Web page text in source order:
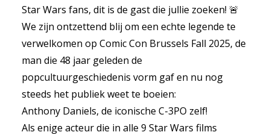
Star Wars fans, dit is de gast die jullie zoeken! 🚨
We zijn ontzettend blij om een echte legende te
verwelkomen op Comic Con Brussels Fall 2025, de
man die 48 jaar geleden de
popcultuurgeschiedenis vorm gaf en nu nog
steeds het publiek weet te boeien:
Anthony Daniels, de iconische C-3PO zelf!
Als enige acteur die in alle 9 Star Wars films